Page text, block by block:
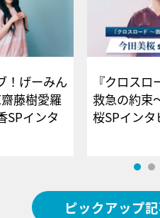
！げーみん
藤樹愛羅
SPインタ
『クロス
救急の約束
桜SPイン
ピックアップ